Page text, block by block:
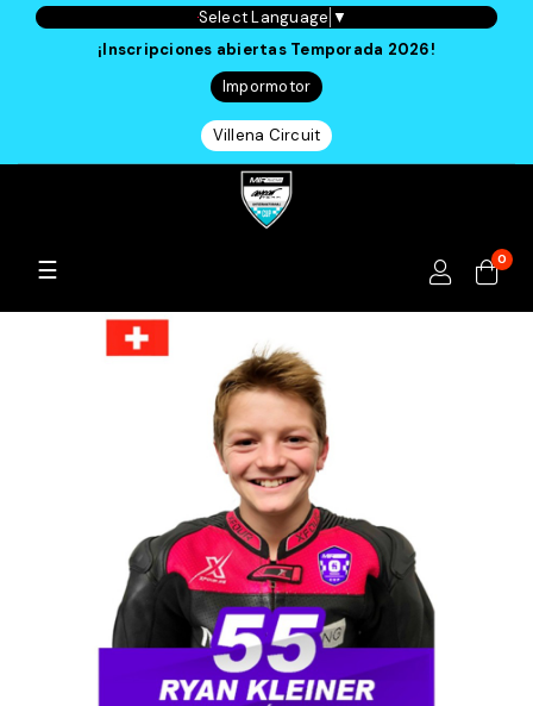
Select Language ▼
¡Inscripciones abiertas Temporada 2026!
Impormotor
Villena Circuit
Navegación
palanca
☰ 0